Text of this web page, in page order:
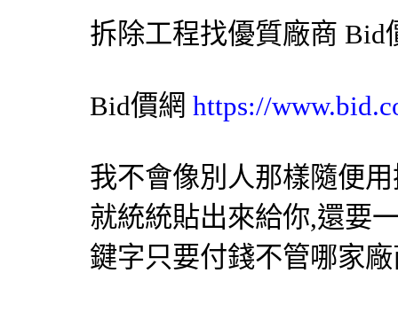
拆除工程找優質廠商 Bid
Bid價網 https://
我不會像別人那樣隨便
就統統貼出來給你,還要
鍵字只要付錢不管哪家